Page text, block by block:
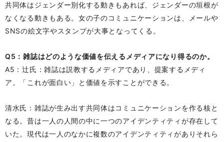
共同体はジェンダー別化する動きもあれば、ジェンダーの垣根が
なくなる動きもある。女の子のコミュニケーションは、メールや
SNSの絵文字やスタンプが大事となってくる。
Q5：雑誌はどのような価値を伝えるメディアになり得るのか。
A5：辻氏：雑誌は説教するメディアであり、提案するメディ
ア。「これが面白い」と価値を示すことができる。
清水氏：雑誌が生み出す共同体はコミュニケーションを作る核と
なる。昔は一人の人間の中に一つのアイデンティティが存在して
いた。現代は一人のなかに複数のアイデンティティがありそれら